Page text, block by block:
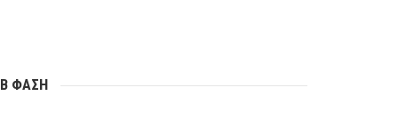
ΦΑΣΗ